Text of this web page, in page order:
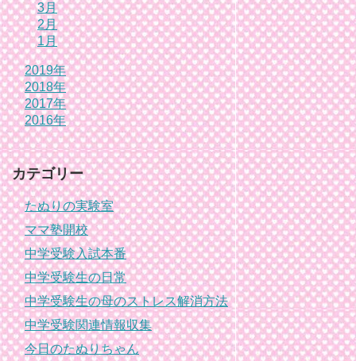
3月
2月
1月
2019年
2018年
2017年
2016年
カテゴリー
たぬりの実験室
ママ塾開校
中学受験入試本番
中学受験生の日常
中学受験生の母のストレス解消方法
中学受験関連情報収集
今日のたぬりちゃん